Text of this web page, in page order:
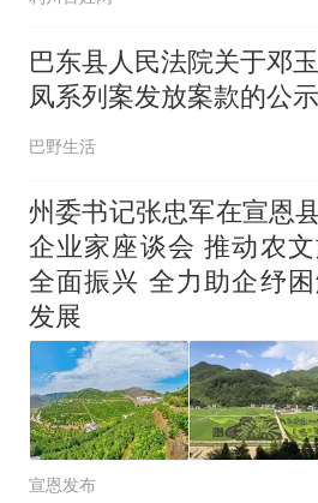
巴东县人民法院关于邓玉
凤系列案发放案款的公示
巴野生活
州委书记张忠军在宣恩
企业家座谈会 推动农
全面振兴 全力助企纾
发展
宣恩发布